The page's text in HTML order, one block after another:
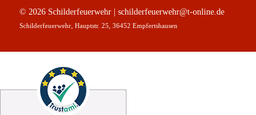
© 2026 Schilderfeuerwehr | schilderfeuerwehr@t-online.de
Schilderfeuerwehr, Hauptstr. 25, 36452 Empfertshausen